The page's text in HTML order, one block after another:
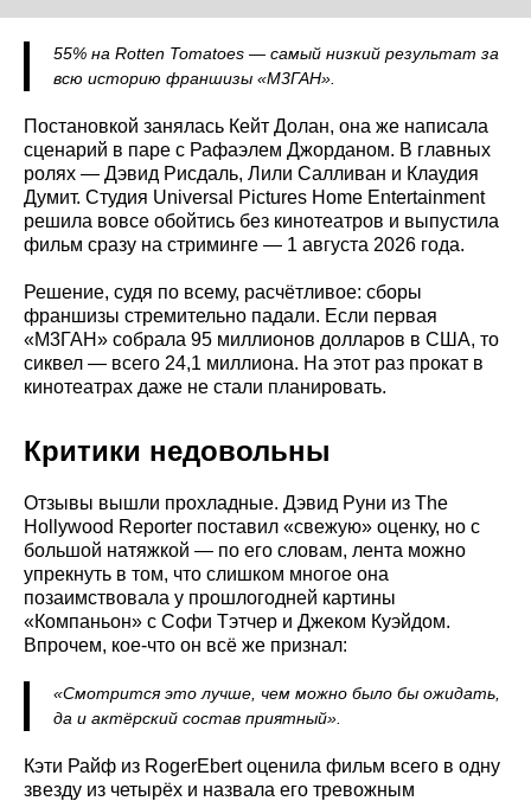
55% на Rotten Tomatoes — самый низкий результат за
всю историю франшизы «М3ГАН».
Постановкой занялась Кейт Долан, она же написала
сценарий в паре с Рафаэлем Джорданом. В главных
ролях — Дэвид Рисдаль, Лили Салливан и Клаудия
Думит. Студия Universal Pictures Home Entertainment
решила вовсе обойтись без кинотеатров и выпустила
фильм сразу на стриминге — 1 августа 2026 года.
Решение, судя по всему, расчётливое: сборы
франшизы стремительно падали. Если первая
«М3ГАН» собрала 95 миллионов долларов в США, то
сиквел — всего 24,1 миллиона. На этот раз прокат в
кинотеатрах даже не стали планировать.
Критики недовольны
Отзывы вышли прохладные. Дэвид Руни из The
Hollywood Reporter поставил «свежую» оценку, но с
большой натяжкой — по его словам, лента можно
упрекнуть в том, что слишком многое она
позаимствовала у прошлогодней картины
«Компаньон» с Софи Тэтчер и Джеком Куэйдом.
Впрочем, кое-что он всё же признал:
«Смотрится это лучше, чем можно было бы ожидать,
да и актёрский состав приятный».
Кэти Райф из RogerEbert оценила фильм всего в одну
звезду из четырёх и назвала его тревожным